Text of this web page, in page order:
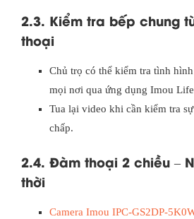
2.3. Kiểm tra bếp chung
thoại
Chủ trọ có thể kiểm tra tình
mọi nơi qua ứng dụng Imou
Tua lại video khi cần kiểm tra
chấp.
2.4. Đàm thoại 2 chiều –
thời
Camera Imou IPC-GS2DP-